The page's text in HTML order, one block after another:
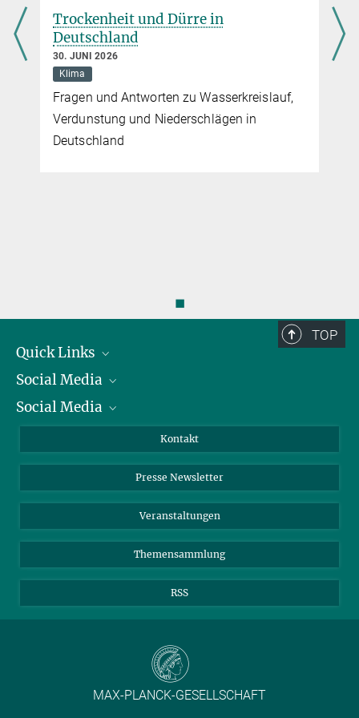
Gestaltung der Zusammenarbeit standen im Zentrum der
Festveranstaltung im Berliner Harnack-Haus
Trockenheit und Dürre in
Deutschland
30. JUNI 2026
Klima
Fragen und Antworten zu Wasserkreislauf,
Verdunstung und Niederschlägen in
Deutschland
◼
TOP
Quick Links
Präsident
Zahlen und Fakten
Social Media
Bluesky
TikTok
Social Media
Instagram
YouTube
Kontakt
Presse Newsletter
Veranstaltungen
Themensammlung
RSS
MAX-PLANCK-GESELLSCHAFT